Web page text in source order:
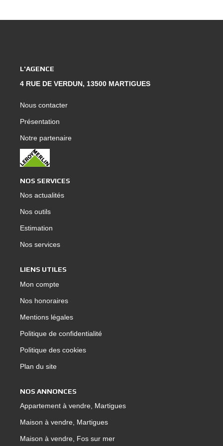
Caloiaro 07 79 95 95 13 Agence MYKASA ? Martigues
L'AGENCE
4 RUE DE VERDUN, 13500 MARTIGUES
Nous contacter
Présentation
Notre partenaire
NOS SERVICES
Nos actualités
Nos outils
Estimation
Nos services
LIENS UTILES
Mon compte
Nos honoraires
Mentions légales
Politique de confidentialité
Politique des cookies
Plan du site
NOS ANNONCES
Appartement à vendre, Martigues
Maison à vendre, Martigues
Maison à vendre, Fos sur mer